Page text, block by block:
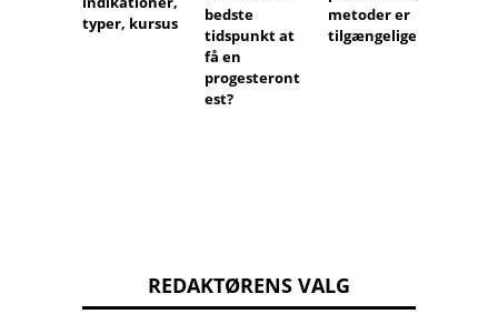
typer, kursus
bedste
tidspunkt at
få en
progesteront
est?
metoder er
tilgængelige?
REDAKTØRENS VALG